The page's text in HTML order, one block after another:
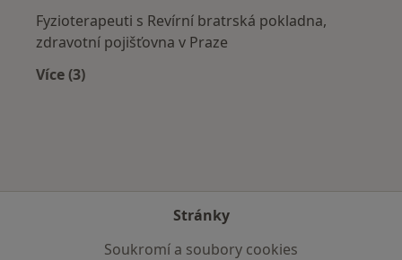
Fyzioterapeuti s Revírní bratrská pokladna,
zdravotní pojišťovna v Praze
Více (3)
Stránky
Soukromí a soubory cookies